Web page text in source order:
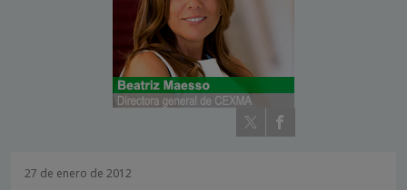
27 de enero de 2012